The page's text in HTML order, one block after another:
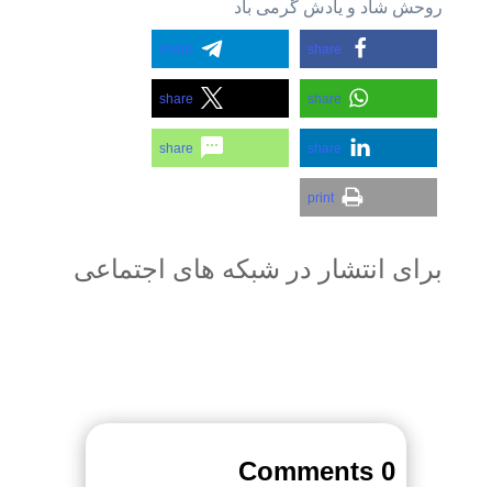
روحش شاد و یادش گرمی باد
share
share
share
share
share
share
print
برای انتشار در شبکه های اجتماعی
0 Comments